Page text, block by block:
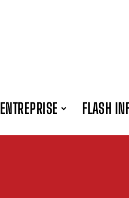
ENTREPRISE FLASH